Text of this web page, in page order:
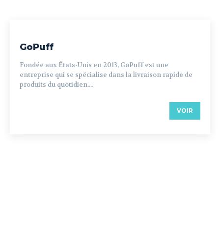
GoPuff
Fondée aux États-Unis en 2013, GoPuff est une
entreprise qui se spécialise dans la livraison rapide de
produits du quotidien....
VOIR